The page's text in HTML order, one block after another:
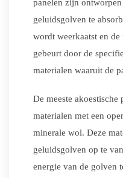
panelen zijn
geluidsgolven te
wordt weerkaatst en
gebeurt door de
materialen waaruit de
De meeste
materialen met een
minerale wol. Deze
geluidsgolven op te
energie van de golven